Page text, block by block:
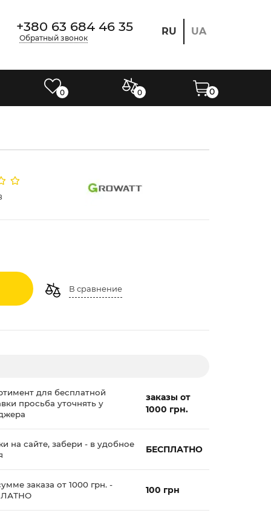
+380 63 684 46 35
Обратный звонок
RU UA
0 0 0
В сравнение
для бесплатной
просьба уточнять у
заказы от
1000 грн.
на сайте, забери - в удобное
БЕСПЛАТНО
заказа от 1000 грн. -
100 грн